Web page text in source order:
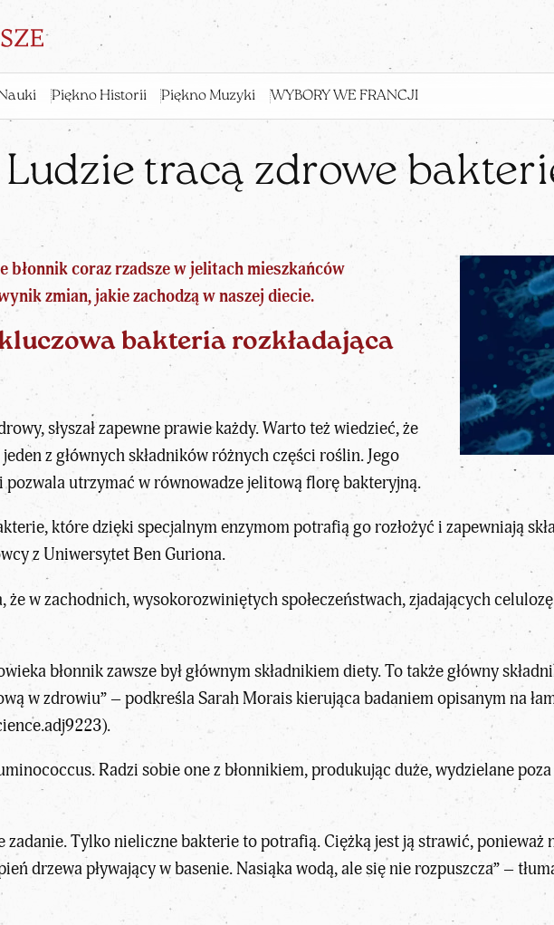
Piękno Historii Piękno Muzyki WYBORY WE FRANCJI
Ludzie tracą zdrowe
błonnik coraz rzadsze w jelitach mieszkańców
zmian, jakie zachodzą w naszej diecie.
bakteria rozkładająca
słyszał zapewne prawie każdy. Warto też wiedzieć, że
z głównych składników różnych części roślin. Jego
pozwala utrzymać w równowadze jelitową florę bakteryjną.
które dzięki specjalnym enzymom potrafią go rozłożyć i zapewniają
z Uniwersytet Ben Guriona.
w zachodnich, wysokorozwiniętych społeczeństwach, zjadających
błonnik zawsze był głównym składnikiem diety. To także główny
w zdrowiu” – podkreśla Sarah Morais kierująca badaniem opisanym na
).
Radzi sobie one z błonnikiem, produkując duże, wydzielane
zadanie. Tylko nieliczne bakterie to potrafią. Ciężką jest ją strawić, ponieważ
drzewa pływający w basenie. Nasiąka wodą, ale się nie rozpuszcza” –